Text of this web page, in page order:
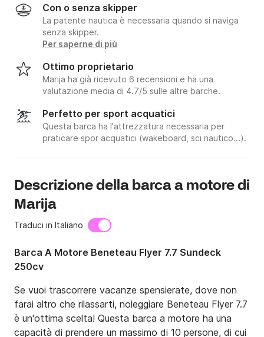
Con o senza skipper
La patente nautica è necessaria quando si naviga
senza skipper.
Per saperne di più
Ottimo proprietario
Marija ha già ricevuto 6 recensioni e ha una
valutazione media di 4.7/5 sulle altre barche.
Perfetto per sport acquatici
Questa barca ha l'attrezzatura necessaria per
praticare spor acquatici (wakeboard, sci nautico...).
Descrizione della barca a motore di
Marija
Traduci in Italiano
Barca A Motore Beneteau Flyer 7.7 Sundeck
250cv
Se vuoi trascorrere vacanze spensierate, dove non
farai altro che rilassarti, noleggiare Beneteau Flyer 7.7
è un'ottima scelta! Questa barca a motore ha una
capacità di prendere un massimo di 10 persone, di cui